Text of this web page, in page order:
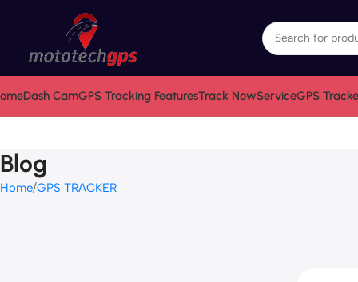
Dash CamGPS Tracking FeaturesTrack NowServiceGPS
Blog
Home GPS TRACKER